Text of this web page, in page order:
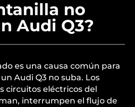
no
Audi Q3?
es una causa común para
Audi Q3 no suba. Los
circuitos eléctricos del
interrumpen el flujo de